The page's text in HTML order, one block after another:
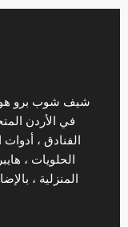
شيف شوب برو هو
في الأردن
الفنادق ،
الحلويات ،
المنزلية ،